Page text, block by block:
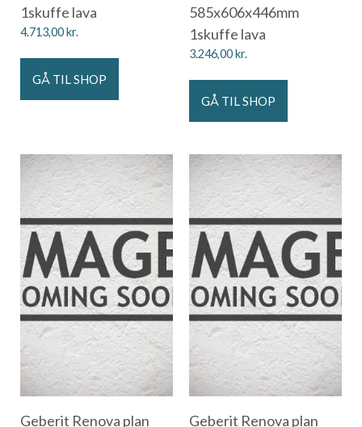
1skuffe lava
4.713,00kr.
GÅ TIL SHOP
585x606x446mm
1skuffe lava
3.246,00kr.
GÅ TIL SHOP
Geberit Renova plan
Geberit Renova plan